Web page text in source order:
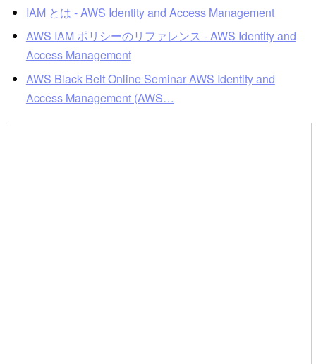
IAM とは - AWS Identity and Access Management
AWS IAM ポリシーのリファレンス - AWS Identity and
Access Management
AWS Black Belt Online Seminar AWS Identity and
Access Management (AWS…